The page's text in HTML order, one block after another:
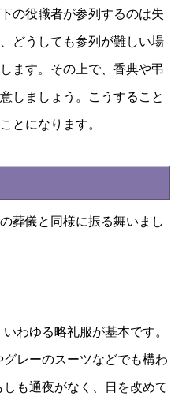
の役職者が参列するのは失
どうしても参列が難しい場
ます。その上で、香典や弔
しましょう。こうすること
とになります。
葬儀と同様に振る舞いまし
わゆる略礼服が基本です。
レーのスーツなどでも構わ
も通夜がなく、日を改めて